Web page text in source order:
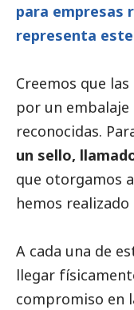
para empresas
representa
Creemos que
por un
reconocidas.
un sello,
que otorgamos
hemos
A cada una de
llegar
compromiso en